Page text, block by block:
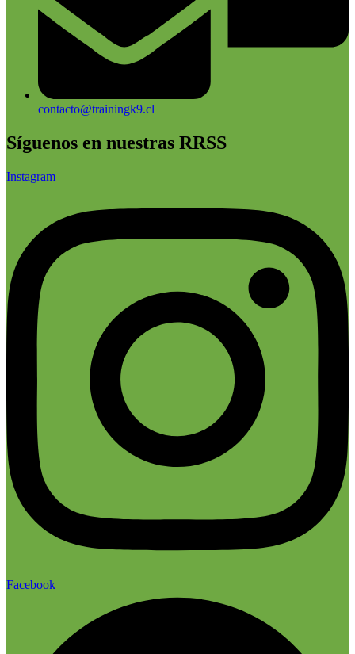
contacto@trainingk9.cl
Síguenos en nuestras RRSS
Instagram
Facebook